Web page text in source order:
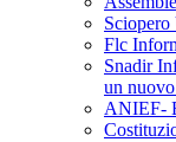
Flc
Snadir
un
ANIEF-